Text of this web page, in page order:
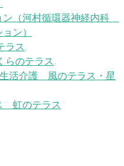
（河村循環器神経内科
ン）
ラス
らのテラス
活介護 風のテラス・星
虹のテラス